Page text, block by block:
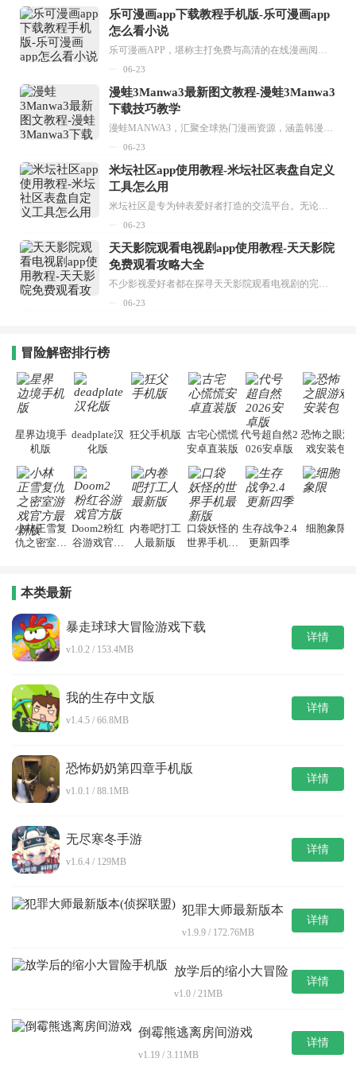
乐可漫画app下载教程手机版-乐可漫画app
怎么看小说
乐可漫画APP，堪称主打免费与高清的在线漫画阅读神器。其官方版提供海量完整版漫画资源，无论是国内漫画，还是日漫、韩漫、台漫、美漫等国外漫画，应有尽有，随时供你阅读。只需轻点一下，便能直接进入阅读界面。不仅如此，乐可漫画最新版本更新速度极快，在这里，你总能抢先看到全网一手漫画章节内容！...
06-23
漫蛙3Manwa3最新图文教程-漫蛙3Manwa3
下载技巧教学
漫蛙MANWA3，汇聚全球热门漫画资源，涵盖韩漫、欧美漫画、国漫等多种类型，题材丰富多样，全方位满足用户阅读喜好。它不仅是阅读平台，更是创作平台，为广大用户打造零门槛创作环境。...
06-23
米坛社区app使用教程-米坛社区表盘自定义
工具怎么用
米坛社区是专为钟表爱好者打造的交流平台。无论你是初涉钟表领域的普通爱好者，还是拥有多年收藏经验的资深玩家，都能在此找到属于自己的天地。 无需注册，就能轻松参与其中。通过专业的讨论论坛与丰富的交互功能，你可与世界各地的钟表爱好者畅快交流。若你钟情于钟表，米坛社区无疑是值得一试的理想之选。在这里，你能获取最新的手表资讯，交流见解，提升鉴赏品味，让每一块手表都成为收藏故事中重要的一部分。感兴趣的朋友，不要错过下载机会。...
06-23
天天影院观看电视剧app使用教程-天天影院
免费观看攻略大全
不少影视爱好者都在探寻天天影院观看电视剧的完整方法，结合最新平台使用规则，本篇新手入门攻略全面讲解观看渠道、检索流程、播放设置以及画面模式调整等实用内容。全文适配手机、电脑等主流设备，步骤简洁易懂，无论是初次使用的新手，还是想要优化观影体验的用户，都能参照内容快速上手，熟练掌握平台各项操作技巧，轻松畅享影视内容。...
06-23
冒险解密排行榜
星界边境手
机版
deadplate汉
化版
狂父手机版 古宅心慌慌
安卓直装版
代号超自然2
026安卓版
恐怖之眼游
戏安装包
小林正雪复
仇之密室游
Doom2粉红
谷游戏官方
内卷吧打工
人最新版
口袋妖怪的
世界手机最
生存战争2.4
更新四季
细胞象限
本类最新
暴走球球大冒险游戏下载
v1.0.2 / 153.4MB
详情
我的生存中文版
v1.4.5 / 66.8MB
详情
恐怖奶奶第四章手机版
v1.0.1 / 88.1MB
详情
无尽寒冬手游
v1.6.4 / 129MB
详情
犯罪大师最新版本
v1.9.9 / 172.76MB
详情
放学后的缩小大冒险
v1.0 / 21MB
详情
倒霉熊逃离房间游戏
v1.19 / 3.11MB
详情